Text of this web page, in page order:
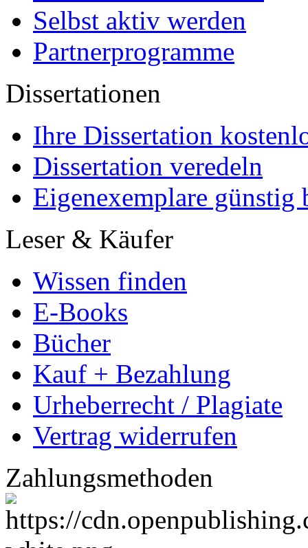
Selbst aktiv werden
Partnerprogramme
Dissertationen
Ihre Dissertation
Dissertation veredeln
Eigenexemplare günstig
Leser & Käufer
Wissen finden
E-Books
Bücher
Kauf + Bezahlung
Urheberrecht / Plagiate
Vertrag widerrufen
Zahlungsmethoden